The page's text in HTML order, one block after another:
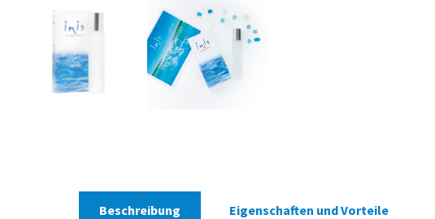
Beschreibung Eigenschaften und Vorteile